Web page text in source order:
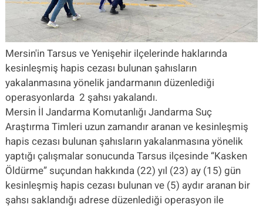
Mersin'in Tarsus ve Yenişehir ilçelerinde haklarında
kesinleşmiş hapis cezası bulunan şahısların
yakalanmasına yönelik jandarmanın düzenlediği
operasyonlarda 2 şahsı yakalandı.
Mersin İl Jandarma Komutanlığı Jandarma Suç
Araştırma Timleri uzun zamandır aranan ve kesinleşmiş
hapis cezası bulunan şahısların yakalanmasına yönelik
yaptığı çalışmalar sonucunda Tarsus ilçesinde “Kasken
Öldürme” suçundan hakkında (22) yıl (23) ay (15) gün
kesinleşmiş hapis cezası bulunan ve (5) aydır aranan bir
şahsı saklandığı adrese düzenlediği operasyon ile